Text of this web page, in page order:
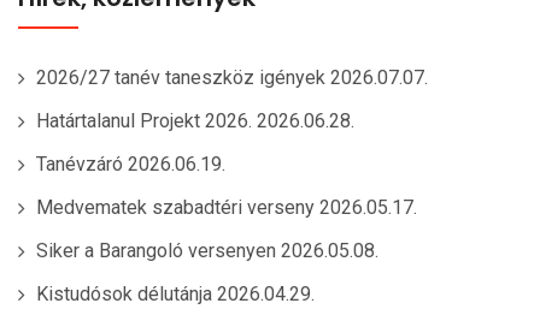
2026/27 tanév taneszköz igények 2026.07.07.
Határtalanul Projekt 2026. 2026.06.28.
Tanévzáró 2026.06.19.
Medvematek szabadtéri verseny 2026.05.17.
Siker a Barangoló versenyen 2026.05.08.
Kistudósok délutánja 2026.04.29.